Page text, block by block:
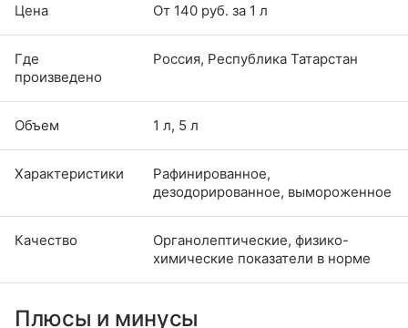
Цена От 140 руб. за 1 л
Где
произведено
Россия, Республика Татарстан
Объем 1 л, 5 л
Характеристики
Рафинированное,
дезодорированное, вымороженное
Качество
Органолептические, физико-
химические показатели в норме
Плюсы и минусы